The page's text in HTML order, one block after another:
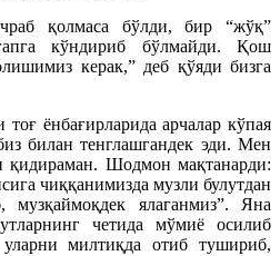
қолмаса бўлди, бир “жўқ”
кўндириб бўлмайди. Қош
керак,” деб қўяди бизга
ёнбағирларида арчалар кўпая
билан тенглашгандек эди. Мен
қидираман. Шодмон мақтанарди:
чиққанимизда музли булутдан
ялаганмиз”. Яна
четида мўмиё осилиб
милтиқда отиб тушириб,